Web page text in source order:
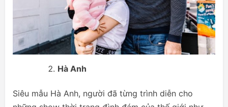
Hà Anh
Siêu mẫu Hà Anh, người đã từng trình diễn cho